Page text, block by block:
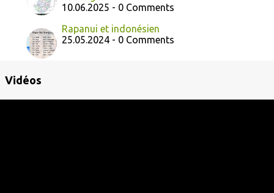
10.06.2025 - 0 Comments
Rapanui et indonésien
25.05.2024 - 0 Comments
Vidéos